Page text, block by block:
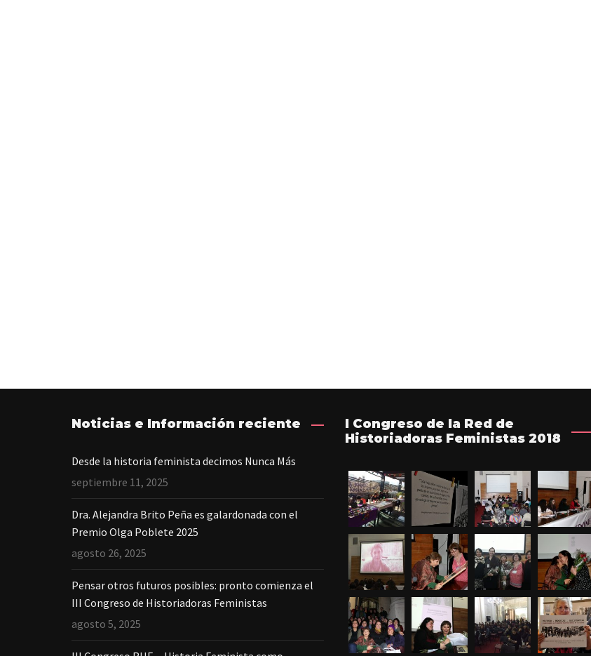
Noticias e Información reciente
Desde la historia feminista decimos Nunca Más
septiembre 11, 2025
Dra. Alejandra Brito Peña es galardonada con el
Premio Olga Poblete 2025
agosto 26, 2025
Pensar otros futuros posibles: pronto comienza el
III Congreso de Historiadoras Feministas
agosto 5, 2025
I Congreso de la Red de
Historiadoras Feministas 2018